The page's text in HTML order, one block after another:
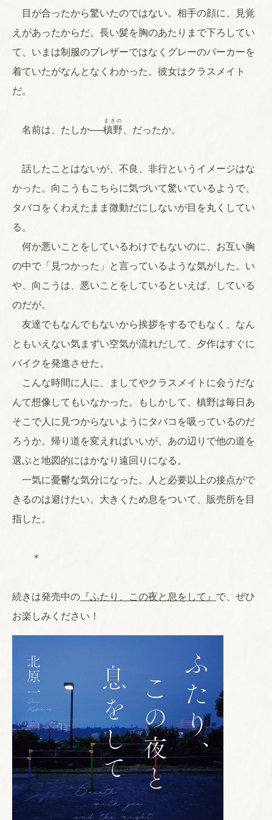
目が合ったから驚いたのではない。相手の顔に、見覚
えがあったからだ。長い髪を胸のあたりまで下ろしてい
て、いまは制服のブレザーではなくグレーのパーカーを
着ていたがなんとなくわかった。彼女はクラスメイト
だ。
名前は、たしか──槙野
まきの
、だったか。
話したことはないが、不良、非行というイメージはな
かった。向こうもこちらに気づいて驚いているようで、
タバコをくわえたまま微動だにしないが目を丸くしてい
る。
何か悪いことをしているわけでもないのに、お互い胸
の中で「見つかった」と言っているような気がした。い
や、向こうは、悪いことをしているといえば、している
のだが。
友達でもなんでもないから挨拶をするでもなく、なん
ともいえない気まずい空気が流れだして、夕作はすぐに
バイクを発進させた。
こんな時間に人に、ましてやクラスメイトに会うだな
んて想像してもいなかった。もしかして、槙野は毎日あ
そこで人に見つからないようにタバコを吸っているのだ
ろうか。帰り道を変えればいいが、あの辺りで他の道を
選ぶと地図的にはかなり遠回りになる。
一気に憂鬱な気分になった。人と必要以上の接点がで
きるのは避けたい。大きくため息をついて、販売所を目
指した。
＊
続きは発売中の 『ふたり、この夜と息をして』 で、ぜひ
お楽しみください！